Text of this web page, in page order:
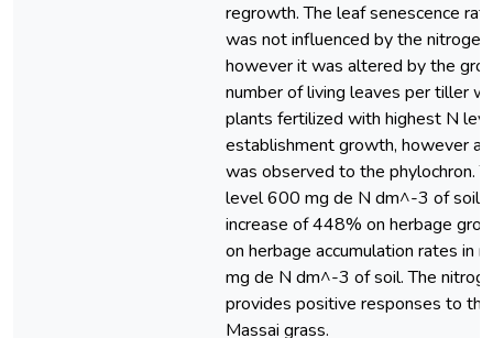
regrowth. The leaf senescence
was not influenced by the
however it was altered by the
number of living leaves per tiller
plants fertilized with highest N
establishment growth, however
was observed to the phylochron.
level 600 mg de N dm^-3 of soil
increase of 448% on herbage
on herbage accumulation rates in
mg de N dm^-3 of soil. The
provides positive responses to
Massai grass.